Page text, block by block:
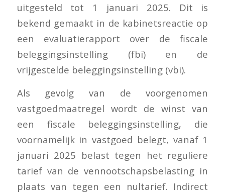
uitgesteld tot 1 januari 2025. Dit is
bekend gemaakt in de kabinetsreactie op
een evaluatierapport over de fiscale
beleggingsinstelling (fbi) en de
vrijgestelde beleggingsinstelling (vbi).
Als gevolg van de voorgenomen
vastgoedmaatregel wordt de winst van
een fiscale beleggingsinstelling, die
voornamelijk in vastgoed belegt, vanaf 1
januari 2025 belast tegen het reguliere
tarief van de vennootschapsbelasting in
plaats van tegen een nultarief. Indirect